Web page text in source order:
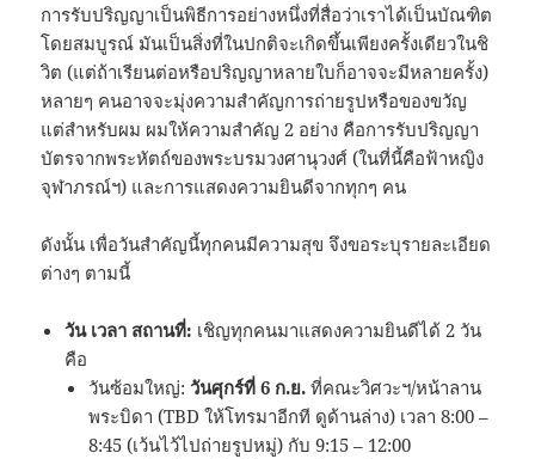
การรับปริญญาเป็นพิธีการอย่างหนึ่งที่สื่อว่าเราได้เป็นบัณฑิต
โดยสมบูรณ์ มันเป็นสิ่งที่ในปกติจะเกิดขึ้นเพียงครั้งเดียวในชิ
วิต (แต่ถ้าเรียนต่อหรือปริญญาหลายใบก็อาจจะมีหลายครั้ง)
หลายๆ คนอาจจะมุ่งความสำคัญการถ่ายรูปหรือของขวัญ
แต่สำหรับผม ผมให้ความสำคัญ 2 อย่าง คือการรับปริญญา
บัตรจากพระหัตถ์ของพระบรมวงศานุวงศ์ (ในที่นี้คือฟ้าหญิง
จุฬาภรณ์ฯ) และการแสดงความยินดีจากทุกๆ คน
ดังนั้น เพื่อวันสำคัญนี้ทุกคนมีความสุข จึงขอระบุรายละเอียด
ต่างๆ ตามนี้
วัน เวลา สถานที่: เชิญทุกคนมาแสดงความยินดีได้ 2 วัน
คือ
วันซ้อมใหญ่:วันศุกร์ที่ 6 ก.ย. ที่คณะวิศวะฯ/หน้าลาน
พระบิดา (TBD ให้โทรมาอีกที ดูด้านล่าง) เวลา 8:00 –
8:45 (เว้นไว้ไปถ่ายรูปหมู่) กับ 9:15 – 12:00